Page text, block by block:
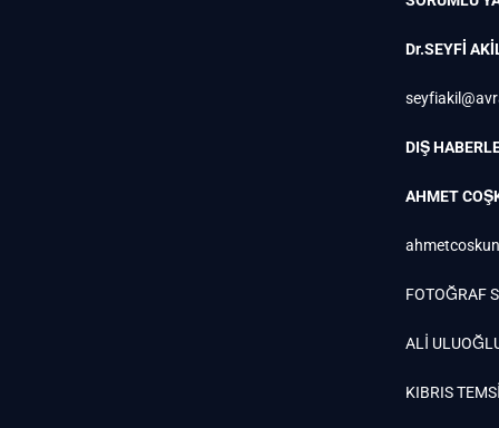
Dr.SEYFİ
DIŞ
AHMET
FOTOĞRAF
ALİ
KIBRIS